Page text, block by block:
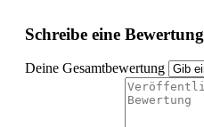
Schreibe eine Bewertung
Deine Gesamtbewertung